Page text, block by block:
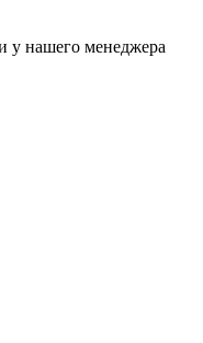
у нашего менеджера